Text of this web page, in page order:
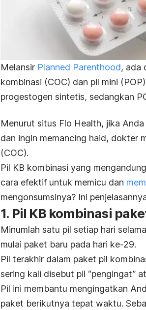
Melansir Planned Parenthood, ada
kombinasi (COC) dan pil mini
progestogen sintetis, sedangkan
Menurut situs Flo Health, jika
dan ingin memancing haid, dokter
(COC).
Pil KB kombinasi yang
cara efektif untuk memicu dan
mengonsumsinya? Ini
1. Pil KB kombinasi
Minumlah satu pil setiap hari
mulai paket baru pada hari ke-29.
Pil terakhir dalam paket pil
sering kali disebut pil “pengingat”
Pil ini membantu mengingatkan
paket berikutnya tepat waktu.